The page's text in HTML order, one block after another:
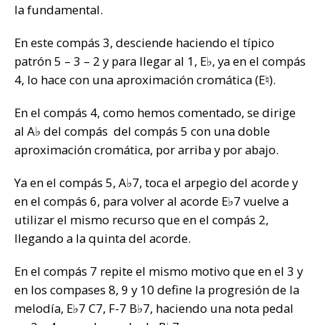
la fundamental.
En este compás 3, desciende haciendo el típico
patrón 5 – 3 – 2 y para llegar al 1, E♭, ya en el compás
4, lo hace con una aproximación cromática (E♮).
En el compás 4, como hemos comentado, se dirige
al A♭ del compás del compás 5 con una doble
aproximación cromática, por arriba y por abajo.
Ya en el compás 5, A♭7, toca el arpegio del acorde y
en el compás 6, para volver al acorde E♭7 vuelve a
utilizar el mismo recurso que en el compás 2,
llegando a la quinta del acorde.
En el compás 7 repite el mismo motivo que en el 3 y
en los compases 8, 9 y 10 define la progresión de la
melodía, E♭7 C7, F-7 B♭7, haciendo una nota pedal